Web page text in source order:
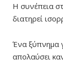
Η συνέπεια
διατηρεί
Ένα ξύπνημα
απολαύσει